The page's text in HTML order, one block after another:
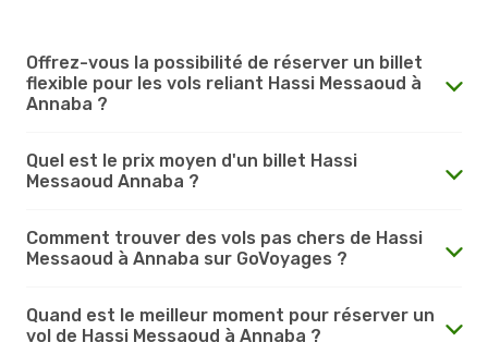
Offrez-vous la possibilité de réserver un billet
flexible pour les vols reliant Hassi Messaoud à
Annaba ?
Quel est le prix moyen d'un billet Hassi
Messaoud Annaba ?
Comment trouver des vols pas chers de Hassi
Messaoud à Annaba sur GoVoyages ?
Quand est le meilleur moment pour réserver un
vol de Hassi Messaoud à Annaba ?